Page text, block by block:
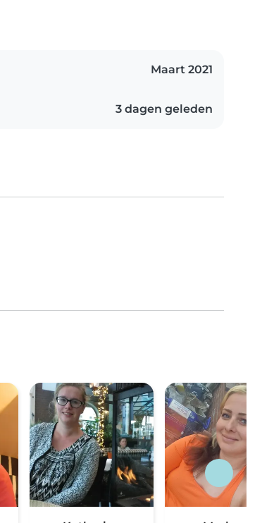
Maart 2021
3 dagen geleden